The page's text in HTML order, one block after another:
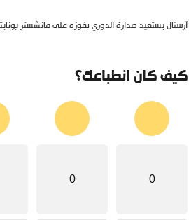
يستعيد صدارة الدوري بفوزه على مانشستر
كان انطباعك؟
0
0